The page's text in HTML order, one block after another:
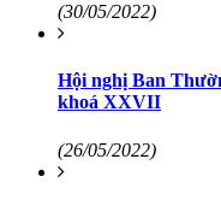
(30/05/2022)
Hội nghị Ban
khoá XXVII
(26/05/2022)